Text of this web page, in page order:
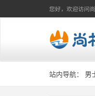
您好，欢迎访问
站内导航： 男